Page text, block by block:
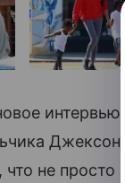
не просто